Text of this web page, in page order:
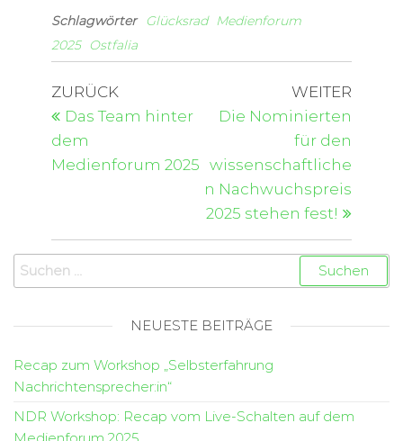
Schlagwörter
Glücksrad Medienforum
2025
Ostfalia
ZURÜCK
Das Team hinter
dem
Medienforum 2025
WEITER
Die Nominierten
für den
wissenschaftliche
n Nachwuchspreis
2025 stehen fest!
NEUESTE BEITRÄGE
Recap zum Workshop „Selbsterfahrung
Nachrichtensprecher:in“
NDR Workshop: Recap vom Live-Schalten auf dem